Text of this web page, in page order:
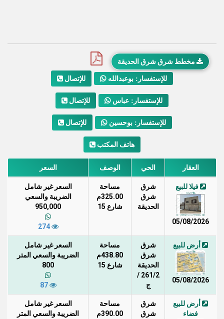
مخطط شرق شرق الحديقة
للإتصال للإستفسار: بوعبدالله
للإتصال للإستفسار: عباس
للإتصال للإستفسار: بوحسين
هاتف المكتب
العقار الحي الوصف السعر
فيلا للبيع
05/08/2026
شرق
شرق
الحديقة
مساحة
325.00م
شارع 15
السعر غير شامل
الضريبة والسعي
950,000
274
أرض للبيع
05/08/2026
شرق
شرق
الحديقة
261/2 /
ج
مساحة
438.80م
شارع 15
السعر غير شامل
الضريبة والسعي المتر
800
87
أرض للبيع
فضاء
شرق
شرق
مساحة
390.00م
السعر غير شامل
الضريبة والسعي المتر